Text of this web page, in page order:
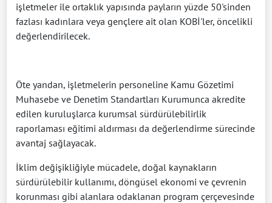
işletmeler ile ortaklık yapısında payların yüzde 50'sinden
fazlası kadınlara veya gençlere ait olan KOBİ'ler, öncelikli
değerlendirilecek.
Öte yandan, işletmelerin personeline Kamu Gözetimi
Muhasebe ve Denetim Standartları Kurumunca akredite
edilen kuruluşlarca kurumsal sürdürülebilirlik
raporlaması eğitimi aldırması da değerlendirme sürecinde
avantaj sağlayacak.
İklim değişikliğiyle mücadele, doğal kaynakların
sürdürülebilir kullanımı, döngüsel ekonomi ve çevrenin
korunması gibi alanlara odaklanan program çerçevesinde